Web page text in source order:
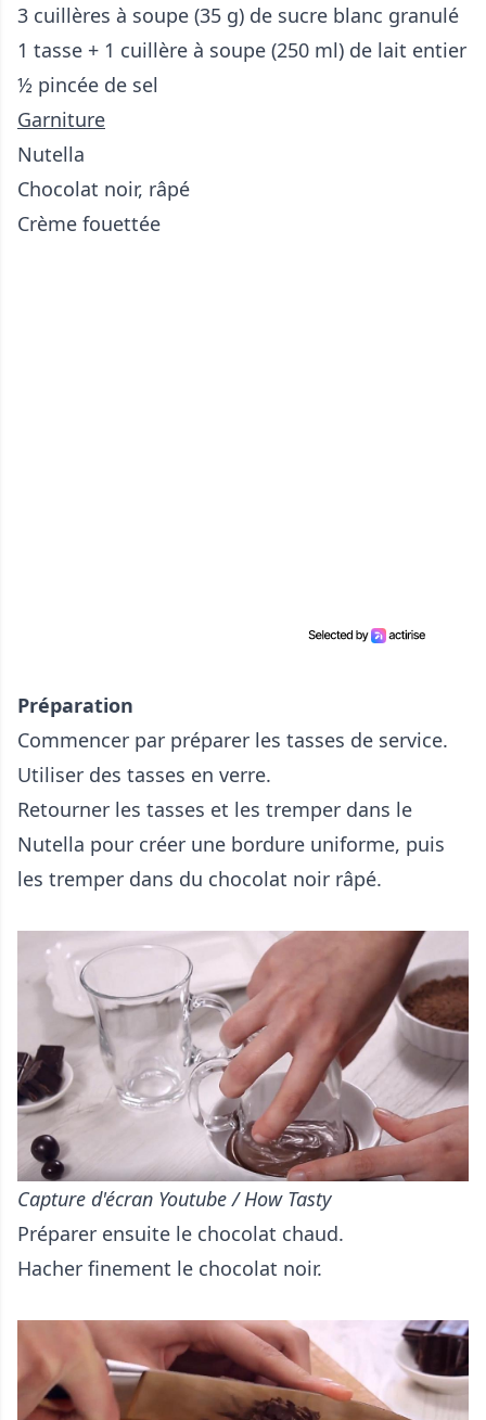
3 cuillères à soupe (35 g) de sucre blanc granulé
1 tasse + 1 cuillère à soupe (250 ml) de lait entier
½ pincée de sel
Garniture
Nutella
Chocolat noir, râpé
Crème fouettée
Préparation
Commencer par préparer les tasses de service.
Utiliser des tasses en verre.
Retourner les tasses et les tremper dans le
Nutella pour créer une bordure uniforme, puis
les tremper dans du chocolat noir râpé.
Capture d'écran Youtube / How Tasty
Préparer ensuite le chocolat chaud.
Hacher finement le chocolat noir.